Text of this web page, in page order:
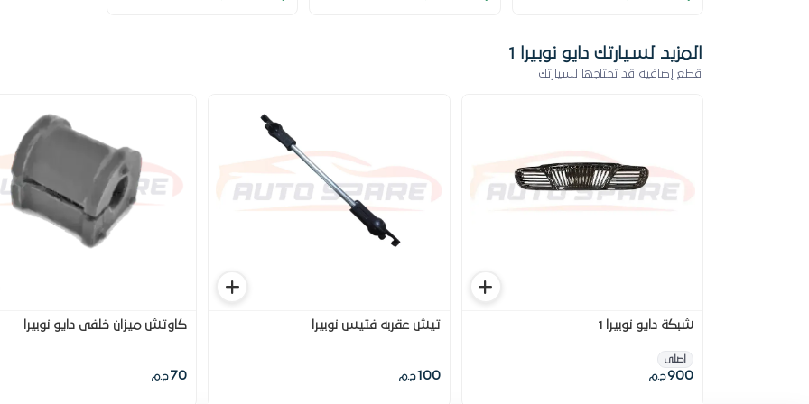
المزيد لسيارتك دايو نوبيرا 1
قطع إضافية قد تحتاجها لسيارتك
شبكة دايو نوبيرا 1
اصلى
900ج.م
تيش عقربه فتيس نوبيرا
100 ج.م
كاوتش ميزان خلفى دايو نوبيرا
70 ج.م